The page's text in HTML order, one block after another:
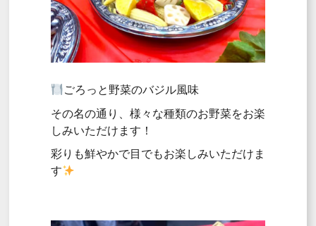
ごろっと野菜のバジル風味
その名の通り、様々な種類のお野菜をお楽
しみいただけます！
彩りも鮮やかで目でもお楽しみいただけま
す